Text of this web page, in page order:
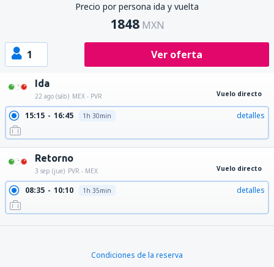
Precio por persona ida y vuelta
1848 MXN
1 Ver oferta
Ida
22 ago (sáb) MEX - PVR Vuelo directo
15:15 16:45 1h 30min detalles
Retorno
3 sep (jue) PVR - MEX Vuelo directo
08:35 10:10 1h 35min detalles
Condiciones de la reserva